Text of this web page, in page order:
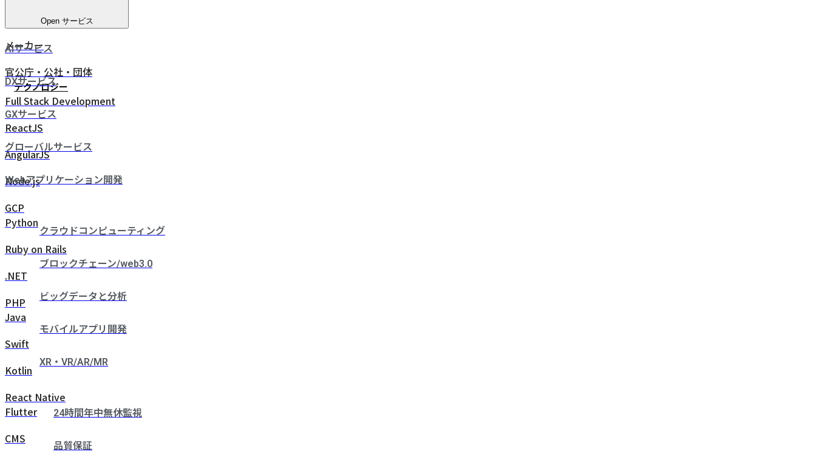
鉄道・物流
メーカー
官公庁・公社・団体
テクノロジー
Full Stack Development
ReactJS
AngularJS
Node.js
GCP
Python
Ruby on Rails
.NET
PHP
Java
Swift
Kotlin
React Native
Flutter
CMS
Open サービス
AIサービス
DXサービス
GXサービス
グローバルサービス
Webアプリケーション開発
クラウドコンピューティング
ブロックチェーン/web3.0
ビッグデータと分析
モバイルアプリ開発
XR・VR/AR/MR
24時間年中無休監視
品質保証